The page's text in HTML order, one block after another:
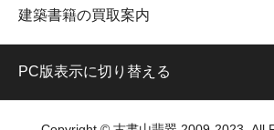
建築書籍の買取案内
PC版表示に切り替える